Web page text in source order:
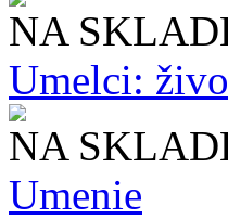
NA
Umelci:
NA
Umenie